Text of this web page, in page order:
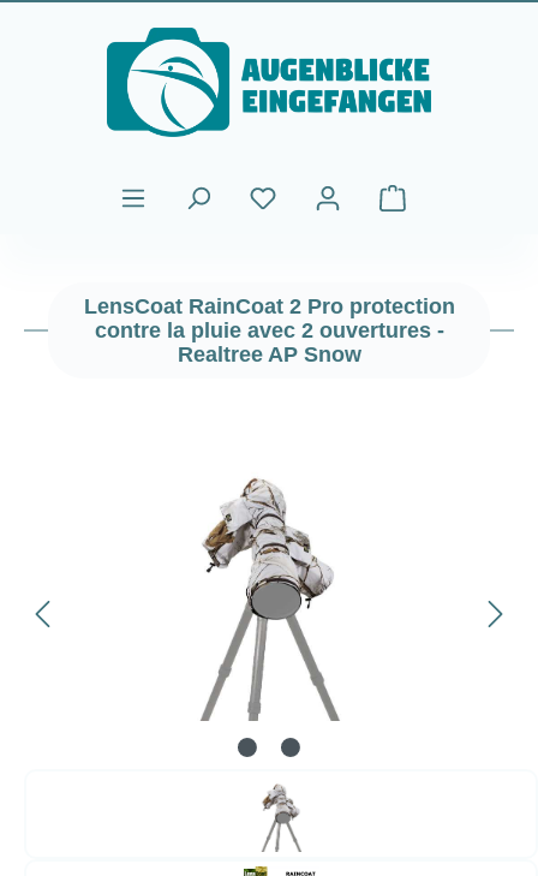
Passer au contenu principal
Le panier
LensCoat RainCoat 2 Pro protection
contre la pluie avec 2 ouvertures -
Realtree AP Snow